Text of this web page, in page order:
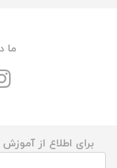
ما
برای اطلاع از